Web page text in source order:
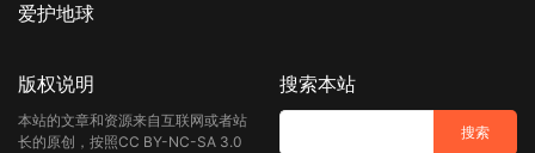
爱护地球
版权说明
本站的文章和资源来自互联网或者站
长的原创，按照CC BY-NC-SA 3.0
搜索本站